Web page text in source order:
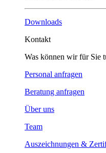
Downloads
Kontakt
Was können wir für Sie
Personal anfragen
Beratung anfragen
Über uns
Team
Auszeichnungen &